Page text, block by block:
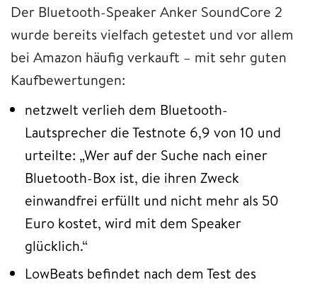
Der Bluetooth-Speaker Anker SoundCore 2
wurde bereits vielfach getestet und vor allem
bei Amazon häufig verkauft – mit sehr guten
Kaufbewertungen:
netzwelt verlieh dem Bluetooth-
Lautsprecher die Testnote 6,9 von 10 und
urteilte: „Wer auf der Suche nach einer
Bluetooth-Box ist, die ihren Zweck
einwandfrei erfüllt und nicht mehr als 50
Euro kostet, wird mit dem Speaker
glücklich.“
LowBeats befindet nach dem Test des